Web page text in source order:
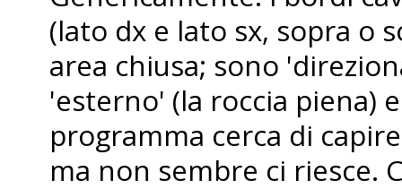
(lato dx e lato sx, sopra o
area chiusa; sono
'esterno' (la roccia piena)
programma cerca di
ma non sembre ci riesce.